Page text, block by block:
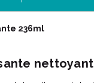
236ml